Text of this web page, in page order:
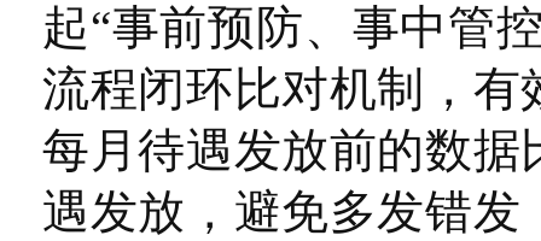
起“事前预防、事中管
流程闭环比对机制，
每月待遇发放前的数
遇发放，避免多发错